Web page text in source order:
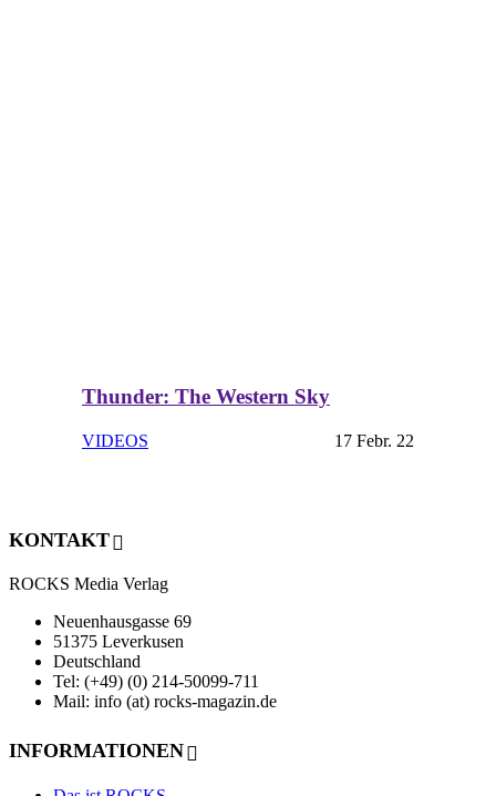
Thunder: The Western Sky
VIDEOS 17 Febr. 22
KONTAKT
ROCKS Media Verlag
Neuenhausgasse 69
51375 Leverkusen
Deutschland
Tel: (+49) (0) 214-50099-711
Mail: info (at) rocks-magazin.de
INFORMATIONEN